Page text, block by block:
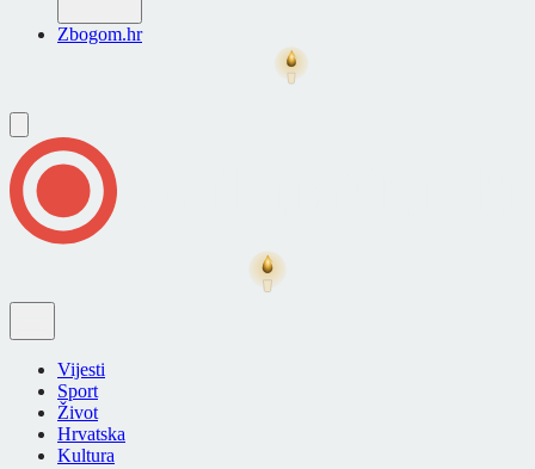
Zbogom.hr
Vijesti
Sport
Život
Hrvatska
Kultura